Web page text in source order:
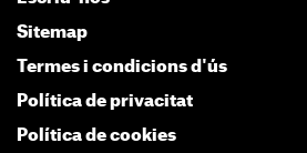
Sitemap
Termes i condicions d'ús
Política de privacitat
Política de cookies